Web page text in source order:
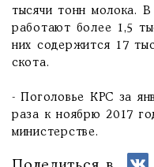
тысячи тонн молока. В
работают более 1,5
них содержится 17
скота.
- Поголовье КРС за
раза к ноябрю 2017
министерстве.